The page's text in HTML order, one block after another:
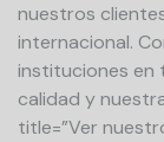
nuestros
internacional.
instituciones en
calidad y
title=”Ver